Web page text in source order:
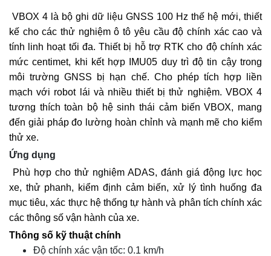
VBOX 4 là bộ ghi dữ liệu GNSS 100 Hz thế hệ mới, thiết
kế cho các thử nghiệm ô tô yêu cầu độ chính xác cao và
tính linh hoạt tối đa. Thiết bị hỗ trợ RTK cho độ chính xác
mức centimet, khi kết hợp IMU05 duy trì độ tin cậy trong
môi trường GNSS bị hạn chế. Cho phép tích hợp liền
mạch với robot lái và nhiều thiết bị thử nghiệm. VBOX 4
tương thích toàn bộ hệ sinh thái cảm biến VBOX, mang
đến giải pháp đo lường hoàn chỉnh và mạnh mẽ cho kiểm
thử xe.
Ứng dụng
Phù hợp cho thử nghiệm ADAS, đánh giá động lực học
xe, thử phanh, kiểm định cảm biến, xử lý tình huống đa
mục tiêu, xác thực hệ thống tự hành và phân tích chính xác
các thông số vận hành của xe.
Thông số kỹ thuật chính
Độ chính xác vận tốc: 0.1 km/h